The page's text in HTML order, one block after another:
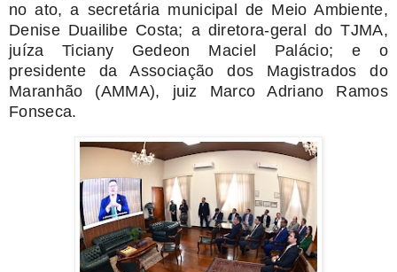
no ato, a secretária municipal de Meio Ambiente,
Denise Duailibe Costa; a diretora-geral do TJMA,
juíza Ticiany Gedeon Maciel Palácio; e o
presidente da Associação dos Magistrados do
Maranhão (AMMA), juiz Marco Adriano Ramos
Fonseca.